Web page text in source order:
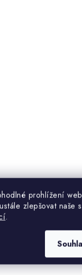
prohlížení
zlepšovat naše
.